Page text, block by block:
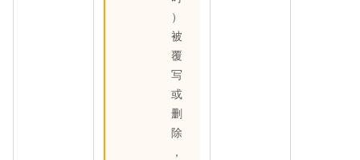
）
被
覆
写
或
删
除
，